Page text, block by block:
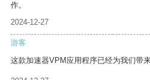
作。
2024-12-27
游客
这款加速器VPM应用程序已经为我们带